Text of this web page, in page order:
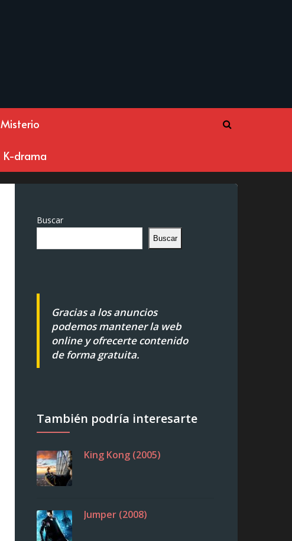
Misterio
K-drama
Buscar
Buscar
Gracias a los anuncios
podemos mantener la web
online y ofrecerte contenido
de forma gratuita.
También podría interesarte
King Kong (2005)
Jumper (2008)